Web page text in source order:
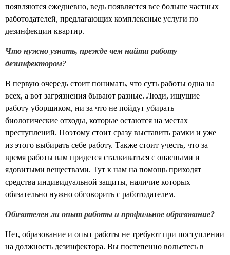
появляются ежедневно, ведь появляется все больше частных
работодателей, предлагающих комплексные услуги по
дезинфекции квартир.
Что нужно узнать, прежде чем найти работу
дезинфектором?
В первую очередь стоит понимать, что суть работы одна на
всех, а вот загрязнения бывают разные. Люди, ищущие
работу уборщиком, ни за что не пойдут убирать
биологические отходы, которые остаются на местах
преступлений. Поэтому стоит сразу выставить рамки и уже
из этого выбирать себе работу. Также стоит учесть, что за
время работы вам придется сталкиваться с опасными и
ядовитыми веществами. Тут к нам на помощь приходят
средства индивидуальной защиты, наличие которых
обязательно нужно обговорить с работодателем.
Обязателен ли опыт работы и профильное образование?
Нет, образование и опыт работы не требуют при поступлении
на должность дезинфектора. Вы постепенно вольетесь в